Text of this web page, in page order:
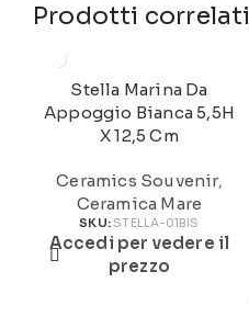
Prodotti correlati
Stella Marina Da
Appoggio Bianca 5,5H
X 12,5 Cm
Ceramics Souvenir,
Ceramica Mare
SKU:STELLA-01BIS
Accedi per vedere il
prezzo